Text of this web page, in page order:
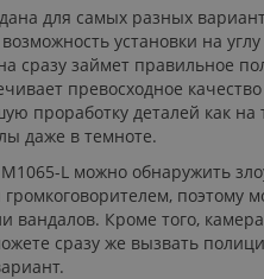
для самых разных
установки на
сразу займет правильное
превосходное
проработку деталей как
даже в темноте.
L можно обнаружить
поэтому
вандалов. Кроме того,
сразу же вызвать